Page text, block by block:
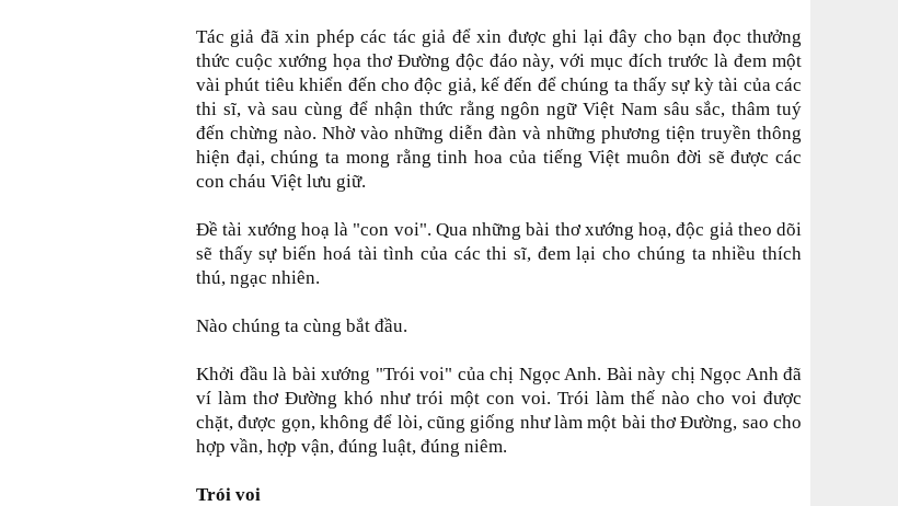
Tác giả đã xin phép các tác giả để xin được ghi lại đây cho bạn đọc thưởng
thức cuộc xướng họa thơ Ðường độc đáo này, với mục đích trước là đem một
vài phút tiêu khiển đến cho độc giả, kế đến để chúng ta thấy sự kỳ tài của các
thi sĩ, và sau cùng để nhận thức rằng ngôn ngữ Việt Nam sâu sắc, thâm tuý
đến chừng nào. Nhờ vào những diễn đàn và những phương tiện truyền thông
hiện đại, chúng ta mong rằng tinh hoa của tiếng Việt muôn đời sẽ được các
con cháu Việt lưu giữ.
Ðề tài xướng hoạ là "con voi". Qua những bài thơ xướng hoạ, độc giả theo dõi
sẽ thấy sự biến hoá tài tình của các thi sĩ, đem lại cho chúng ta nhiều thích
thú, ngạc nhiên.
Nào chúng ta cùng bắt đầu.
Khởi đầu là bài xướng "Trói voi" của chị Ngọc Anh. Bài này chị Ngọc Anh đã
ví làm thơ Ðường khó như trói một con voi. Trói làm thế nào cho voi được
chặt, được gọn, không để lòi, cũng giống như làm một bài thơ Ðường, sao cho
hợp vần, hợp vận, đúng luật, đúng niêm.
Trói voi